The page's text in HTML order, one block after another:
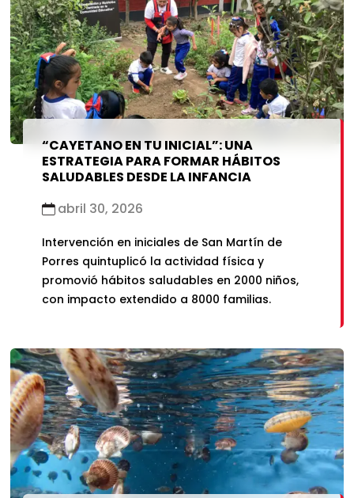
“CAYETANO EN TU INICIAL”: UNA
ESTRATEGIA PARA FORMAR HÁBITOS
SALUDABLES DESDE LA INFANCIA
abril 30, 2026
Intervención en iniciales de San Martín de
Porres quintuplicó la actividad física y
promovió hábitos saludables en 2000 niños,
con impacto extendido a 8000 familias.